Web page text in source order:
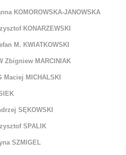
KOMOROWSKA-JANOWSKA
KONARZEWSKI
M. KWIATKOWSKI
Zbigniew MARCINIAK
Maciej MICHALSKI
SĘKOWSKI
SPALIK
SZMIGEL